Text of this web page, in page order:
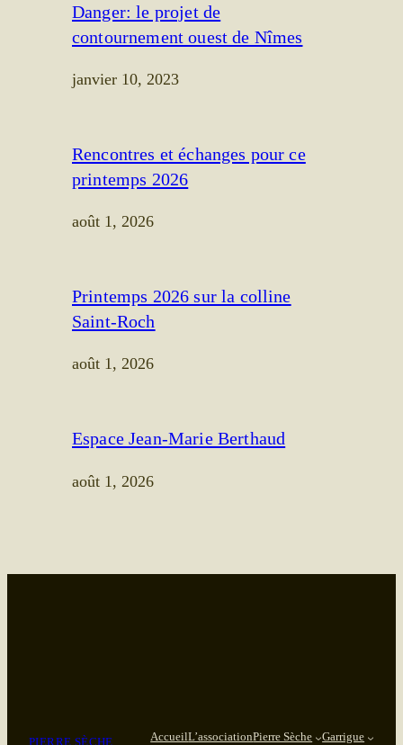
Danger: le projet de
contournement ouest de Nîmes
janvier 10, 2023
Rencontres et échanges pour ce
printemps 2026
août 1, 2026
Printemps 2026 sur la colline
Saint-Roch
août 1, 2026
Espace Jean-Marie Berthaud
août 1, 2026
AccueilL’associationPierre Sèche Garrigue